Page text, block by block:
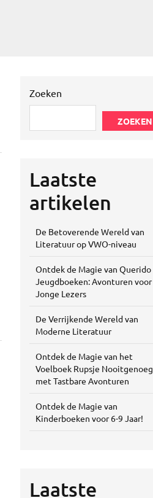
Zoeken
ZOEKEN
Laatste
artikelen
De Betoverende Wereld van
Literatuur op VWO-niveau
Ontdek de Magie van Querido
Jeugdboeken: Avonturen voor
Jonge Lezers
De Verrijkende Wereld van
Moderne Literatuur
Ontdek de Magie van het
Voelboek Rupsje Nooitgenoeg
met Tastbare Avonturen
Ontdek de Magie van
Kinderboeken voor 6-9 Jaar!
Laatste